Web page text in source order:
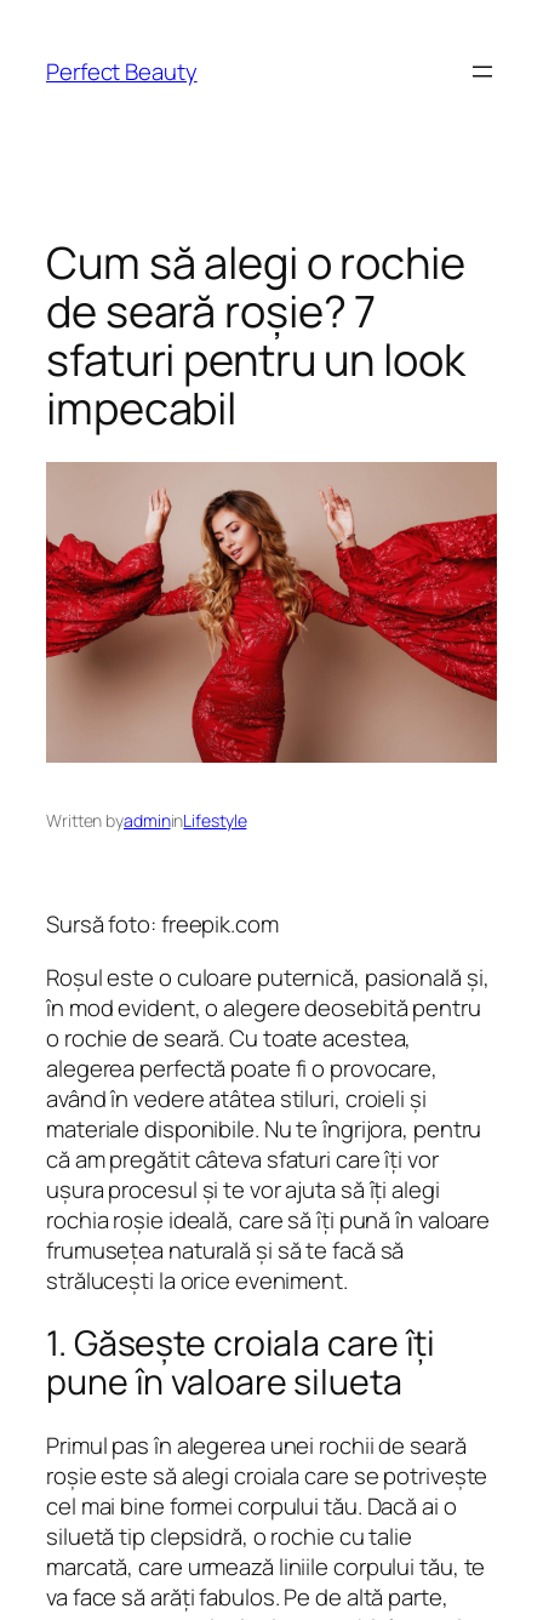
content
Perfect Beauty
Cum să alegi o rochie
de seară roșie? 7
sfaturi pentru un look
impecabil
Written byadmininLifestyle
Sursă foto: freepik.com
Roșul este o culoare puternică, pasională și,
în mod evident, o alegere deosebită pentru
o rochie de seară. Cu toate acestea,
alegerea perfectă poate fi o provocare,
având în vedere atâtea stiluri, croieli și
materiale disponibile. Nu te îngrijora, pentru
că am pregătit câteva sfaturi care îți vor
ușura procesul și te vor ajuta să îți alegi
rochia roșie ideală, care să îți pună în valoare
frumusețea naturală și să te facă să
strălucești la orice eveniment.
1. Găsește croiala care îți
pune în valoare silueta
Primul pas în alegerea unei rochii de seară
roșie este să alegi croiala care se potrivește
cel mai bine formei corpului tău. Dacă ai o
siluetă tip clepsidră, o rochie cu talie
marcată, care urmează liniile corpului tău, te
va face să arăți fabulos. Pe de altă parte,